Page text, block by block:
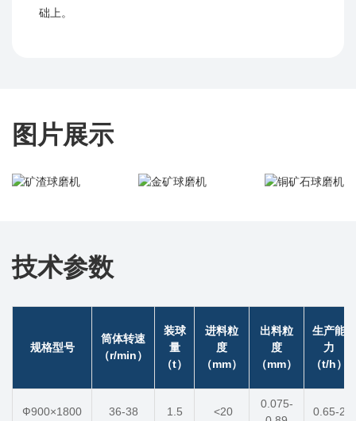
础上。
图片展示
技术参数
规格型号
筒体转速
（r/min）
装球
量
（t）
进料粒
度
（mm）
出料粒
度
（mm）
生产能
力
（t/h）
Ф900×1800 36-38 1.5 <20
0.075-
0.65-2